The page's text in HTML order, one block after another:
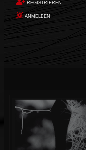
REGISTRIEREN
ANMELDEN
Die Apokalypse. Das
das Ihnen in den
Sie auf dem Boden
Körper schmerzt
wird von
Erinnerungen